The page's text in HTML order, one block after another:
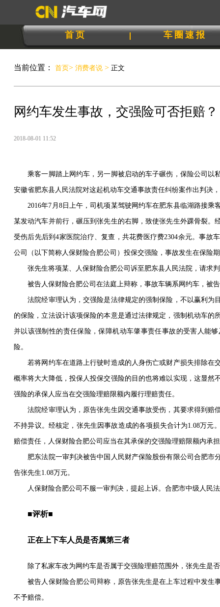
首页 车圈速报
当前位置： 首页> 消费者说 > 正文
网约车发生事故，交强险可否拒赔？
2018-08-01 11:52
乘客一脚踏上网约车，另一脚被启动的车子碾伤，保险公司以
安徽省肥东县人民法院对这起机动车交通事故责任纠纷案作出判决
2016年7月8日上午，司机项某驾驶网约车在肥东县临湖路接乘
某发动汽车并前行，碾压到张先生的右脚，致使张先生外踝骨裂
受伤后先后到4家医院治疗、复查，共花费医疗费2304余元。事故
公司（以下简称人保财险合肥公司）投保交强险，事故发生在保险
张先生将项某、人保财险合肥公司诉至肥东县人民法院，请求判
被告人保财险合肥公司在法庭上辩称，事故车辆系网约车，被
法院经审理认为，交强险是法律规定的强制保险，不以赢利为
的保险，立法设计该项保险的本意是通过法律规定，强制机动车
并以该强制性的责任保险，保障机动车肇事责任事故的受害人能
险。
若将网约车在道路上行驶时造成的人身伤亡或财产损失排除在
概率将大大降低，投保人投保交强险的目的也将难以实现，这显
强险的承保人应当在交强险理赔限额内履行理赔责任。
法院经审理认为，原告张先生因交通事故受伤，其要求得到赔
不持异议。经核定，张先生因事故造成的各项损失合计为1.08万
赔偿责任，人保财险合肥公司应当在其承保的交强险理赔限额内承
肥东法院一审判决被告中国人民财产保险股份有限公司合肥市
告张先生1.08万元。
人保财险合肥公司不服一审判决，提起上诉。合肥市中级人民
■评析■
正在上下车人员是否属第三者
除了私家车改为网约车是否属于交强险理赔范围外，张先生是
被告人保财险合肥公司辩称，原告张先生是在上车过程中发生
不予赔偿。